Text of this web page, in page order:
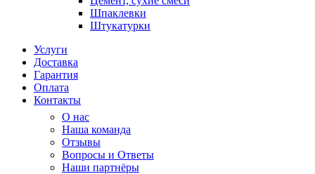
Шпаклевки
Штукатурки
Услуги
Доставка
Гарантия
Оплата
Контакты
О нас
Наша команда
Отзывы
Вопросы и Ответы
Наши партнёры